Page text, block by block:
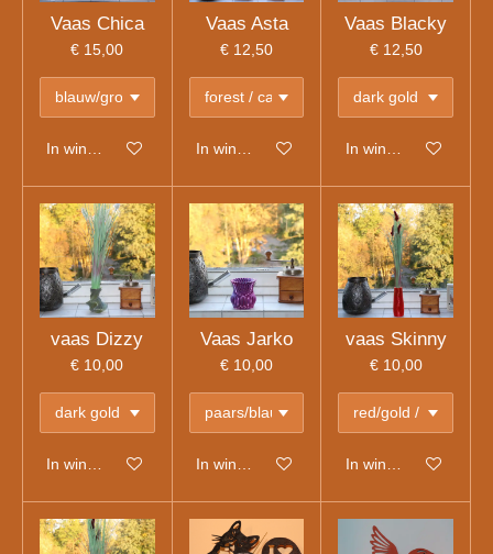
Vaas Chica
€ 15,00
In winkelwagen
Vaas Asta
€ 12,50
In winkelwagen
Vaas Blacky
€ 12,50
In winkelwagen
vaas Dizzy
€ 10,00
In winkelwagen
Vaas Jarko
€ 10,00
In winkelwagen
vaas Skinny
€ 10,00
In winkelwagen